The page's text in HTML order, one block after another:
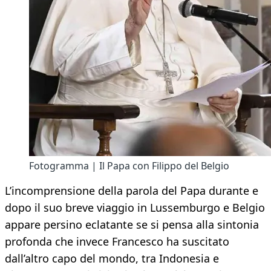
Fotogramma | Il Papa con Filippo del Belgio
L’incomprensione della parola del Papa durante e
dopo il suo breve viaggio in Lussemburgo e Belgio
appare persino eclatante se si pensa alla sintonia
profonda che invece Francesco ha suscitato
dall’altro capo del mondo, tra Indonesia e